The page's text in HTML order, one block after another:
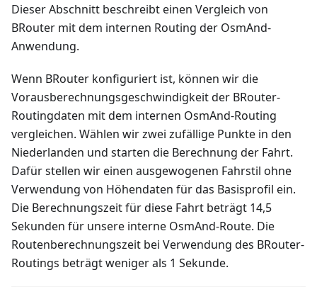
Dieser Abschnitt beschreibt einen Vergleich von
BRouter mit dem internen Routing der OsmAnd-
Anwendung.
Wenn BRouter konfiguriert ist, können wir die
Vorausberechnungsgeschwindigkeit der BRouter-
Routingdaten mit dem internen OsmAnd-Routing
vergleichen. Wählen wir zwei zufällige Punkte in den
Niederlanden und starten die Berechnung der Fahrt.
Dafür stellen wir einen ausgewogenen Fahrstil ohne
Verwendung von Höhendaten für das Basisprofil ein.
Die Berechnungszeit für diese Fahrt beträgt 14,5
Sekunden für unsere interne OsmAnd-Route. Die
Routenberechnungszeit bei Verwendung des BRouter-
Routings beträgt weniger als 1 Sekunde.